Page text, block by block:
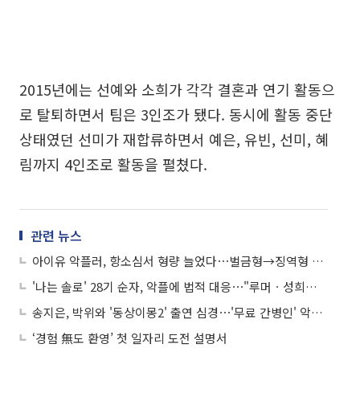
2015년에는 선예와 소희가 각각 결혼과 연기 활동으
로 탈퇴하면서 팀은 3인조가 됐다. 동시에 활동 중단
상태였던 선미가 재합류하면서 예은, 유빈, 선미, 혜
림까지 4인조로 활동을 펼쳤다.
관련 뉴스
아이유 악플러, 항소심서 형량 늘었다⋯벌금형→징역형 집유 확정
'나는 솔로' 28기 순자, 악플에 법적 대응⋯"루머ㆍ성희롱 못 참아"
송지은, 박위와 '동상이몽2' 출연 심경⋯'무료 간병인' 악플 직접 언급
‘경험 無도 환영’ 첫 일자리 도전 설명서